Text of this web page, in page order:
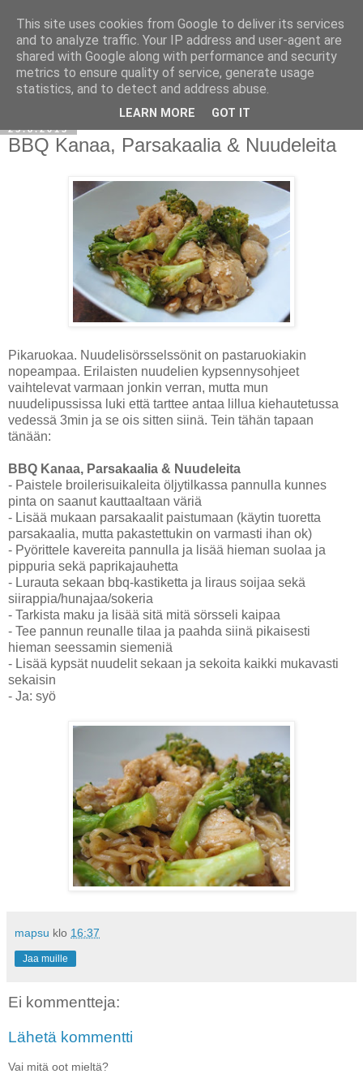
25.8.2013
BBQ Kanaa, Parsakaalia & Nuudeleita
Pikaruokaa. Nuudelisörsselssönit on pastaruokiakin
nopeampaa. Erilaisten nuudelien kypsennysohjeet
vaihtelevat varmaan jonkin verran, mutta mun
nuudelipussissa luki että tarttee antaa lillua kiehautetussa
vedessä 3min ja se ois sitten siinä. Tein tähän tapaan
tänään:
BBQ Kanaa, Parsakaalia & Nuudeleita
- Paistele broilerisuikaleita öljytilkassa pannulla kunnes
pinta on saanut kauttaaltaan väriä
- Lisää mukaan parsakaalit paistumaan (käytin tuoretta
parsakaalia, mutta pakastettukin on varmasti ihan ok)
- Pyörittele kavereita pannulla ja lisää hieman suolaa ja
pippuria sekä paprikajauhetta
- Lurauta sekaan bbq-kastiketta ja liraus soijaa sekä
siirappia/hunajaa/sokeria
- Tarkista maku ja lisää sitä mitä sörsseli kaipaa
- Tee pannun reunalle tilaa ja paahda siinä pikaisesti
hieman seessamin siemeniä
- Lisää kypsät nuudelit sekaan ja sekoita kaikki mukavasti
sekaisin
- Ja: syö
mapsu klo 16:37
Jaa muille
Ei kommentteja:
Lähetä kommentti
Vai mitä oot mieltä?
This site uses cookies from Google to deliver its services
and to analyze traffic. Your IP address and user-agent are
shared with Google along with performance and security
metrics to ensure quality of service, generate usage
statistics, and to detect and address abuse.
LEARN MORE GOT IT